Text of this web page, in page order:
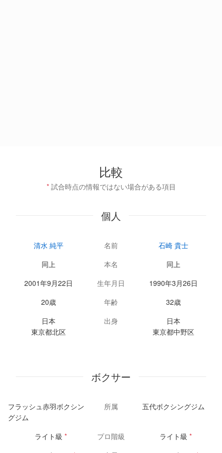
比較
* 試合時点の情報ではない場合がある項目
個人
清水 純平 名前
石崎 貴士
同上
本名
同上
2001年9月22日
生年月日
1990年3月26日
20歳
年齢
32歳
日本
東京都北区
出身
日本
東京都中野区
ボクサー
フラッシュ赤羽ボクシン
グジム
所属 五代ボクシングジム
ライト級 * プロ階級 ライト級 *